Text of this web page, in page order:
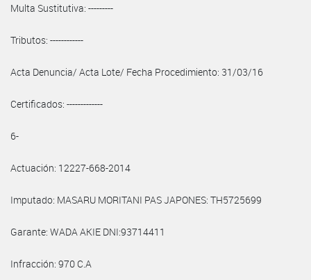
Multa Sustitutiva: ---------
Tributos: ------------
Acta Denuncia/ Acta Lote/ Fecha Procedimiento: 31/03/16
Certificados: -------------
6-
Actuación: 12227-668-2014
Imputado: MASARU MORITANI PAS JAPONES: TH5725699
Garante: WADA AKIE DNI:93714411
Infracción: 970 C.A